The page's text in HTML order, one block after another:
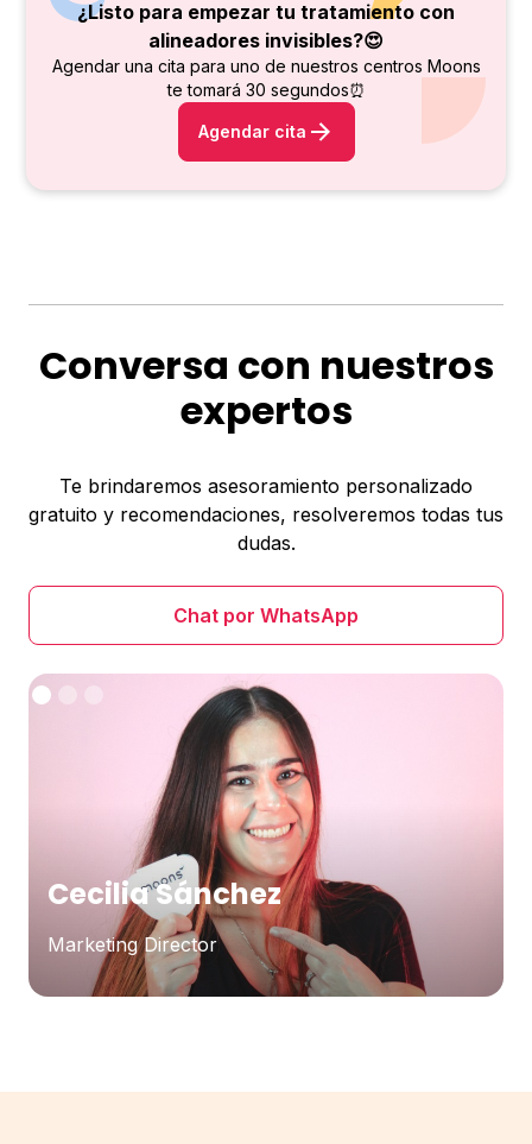
¿Listo para empezar tu tratamiento con
alineadores invisibles?😍
Agendar una cita para uno de nuestros centros Moons
te tomará 30 segundos⏰
Agendar cita
Conversa con nuestros
expertos
Te brindaremos asesoramiento personalizado
gratuito y recomendaciones, resolveremos todas tus
dudas.
Chat por WhatsApp
Cecilia Sánchez
Marketing Director